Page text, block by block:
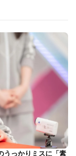
うっかりミスに「素